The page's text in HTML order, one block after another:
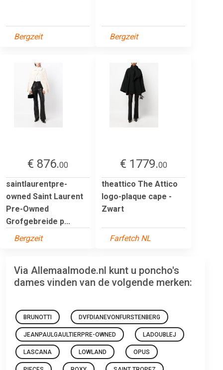
Bergzeit Bergzeit
€ 876.00
saintlaurentpre-
owned Saint Laurent
Pre-Owned
Grofgebreide p...
Bergzeit
€ 1779.00
theattico The Attico
logo-plaque cape -
Zwart
Farfetch NL
Via Allemaalmode.nl kunt u poncho's
dames vinden van de volgende merken:
BRUNOTTI DVFDIANEVONFURSTENBERG
JEANPAULGAULTIERPRE-OWNED LADOUBLEJ
LASCANA LOWLAND OPUS